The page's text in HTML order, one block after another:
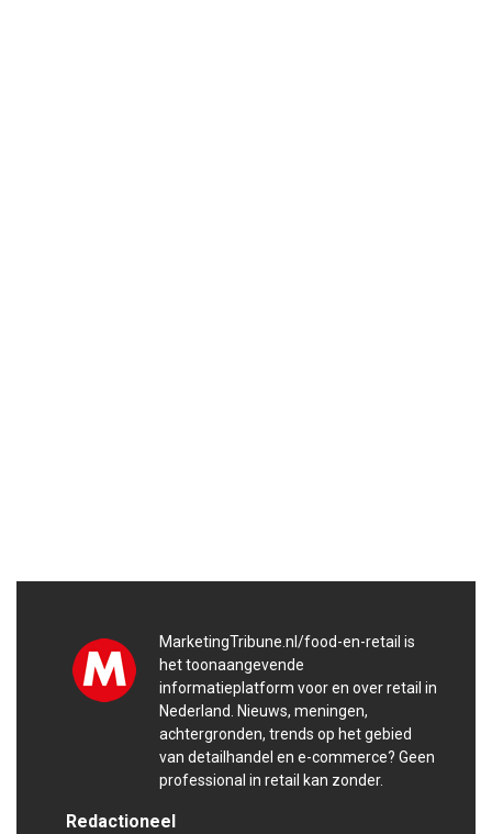
MarketingTribune.nl/food-en-retail is
het toonaangevende
informatieplatform voor en over retail in
Nederland. Nieuws, meningen,
achtergronden, trends op het gebied
van detailhandel en e-commerce? Geen
professional in retail kan zonder.
Redactioneel